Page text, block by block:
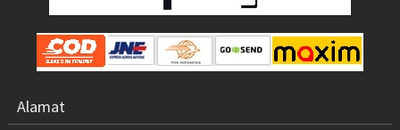
Alamat